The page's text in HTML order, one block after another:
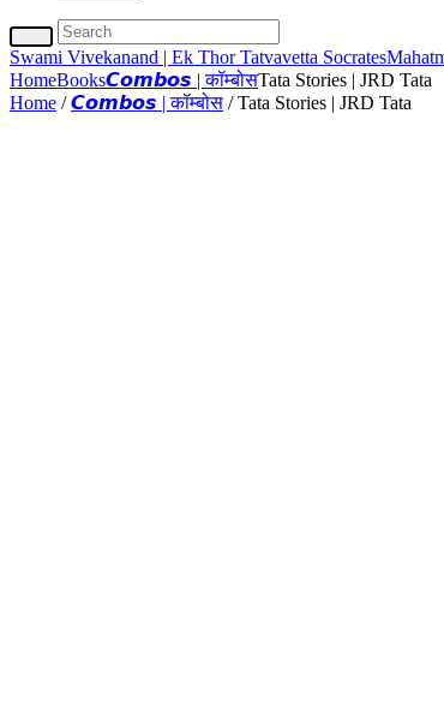
Swami Vivekanand | Ek Thor Tatvavetta Socrates
HomeBooks𝘾𝙤𝙢𝙗𝙤𝙨 | कॉम्बोसTata Stories | JRD Tata
Home /𝘾𝙤𝙢𝙗𝙤𝙨 | कॉम्बोस / Tata Stories | JRD Tata